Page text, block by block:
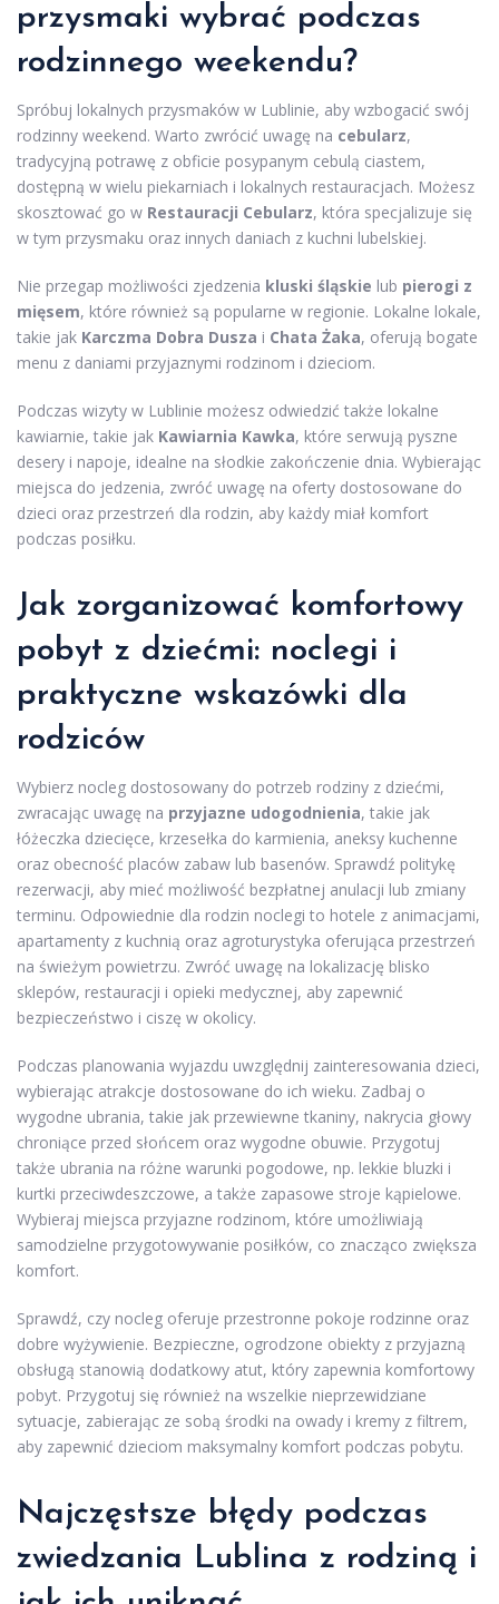
przysmaki wybrać podczas
rodzinnego weekendu?
Spróbuj lokalnych przysmaków w Lublinie, aby wzbogacić swój
rodzinny weekend. Warto zwrócić uwagę na cebularz,
tradycyjną potrawę z obficie posypanym cebulą ciastem,
dostępną w wielu piekarniach i lokalnych restauracjach. Możesz
skosztować go w Restauracji Cebularz, która specjalizuje się
w tym przysmaku oraz innych daniach z kuchni lubelskiej.
Nie przegap możliwości zjedzenia kluski śląskie lub pierogi z
mięsem, które również są popularne w regionie. Lokalne lokale,
takie jak Karczma Dobra Dusza i Chata Żaka, oferują bogate
menu z daniami przyjaznymi rodzinom i dzieciom.
Podczas wizyty w Lublinie możesz odwiedzić także lokalne
kawiarnie, takie jak Kawiarnia Kawka, które serwują pyszne
desery i napoje, idealne na słodkie zakończenie dnia. Wybierając
miejsca do jedzenia, zwróć uwagę na oferty dostosowane do
dzieci oraz przestrzeń dla rodzin, aby każdy miał komfort
podczas posiłku.
Jak zorganizować komfortowy
pobyt z dziećmi: noclegi i
praktyczne wskazówki dla
rodziców
Wybierz nocleg dostosowany do potrzeb rodziny z dziećmi,
zwracając uwagę na przyjazne udogodnienia, takie jak
łóżeczka dziecięce, krzesełka do karmienia, aneksy kuchenne
oraz obecność placów zabaw lub basenów. Sprawdź politykę
rezerwacji, aby mieć możliwość bezpłatnej anulacji lub zmiany
terminu. Odpowiednie dla rodzin noclegi to hotele z animacjami,
apartamenty z kuchnią oraz agroturystyka oferująca przestrzeń
na świeżym powietrzu. Zwróć uwagę na lokalizację blisko
sklepów, restauracji i opieki medycznej, aby zapewnić
bezpieczeństwo i ciszę w okolicy.
Podczas planowania wyjazdu uwzględnij zainteresowania dzieci,
wybierając atrakcje dostosowane do ich wieku. Zadbaj o
wygodne ubrania, takie jak przewiewne tkaniny, nakrycia głowy
chroniące przed słońcem oraz wygodne obuwie. Przygotuj
także ubrania na różne warunki pogodowe, np. lekkie bluzki i
kurtki przeciwdeszczowe, a także zapasowe stroje kąpielowe.
Wybieraj miejsca przyjazne rodzinom, które umożliwiają
samodzielne przygotowywanie posiłków, co znacząco zwiększa
komfort.
Sprawdź, czy nocleg oferuje przestronne pokoje rodzinne oraz
dobre wyżywienie. Bezpieczne, ogrodzone obiekty z przyjazną
obsługą stanowią dodatkowy atut, który zapewnia komfortowy
pobyt. Przygotuj się również na wszelkie nieprzewidziane
sytuacje, zabierając ze sobą środki na owady i kremy z filtrem,
aby zapewnić dzieciom maksymalny komfort podczas pobytu.
Najczęstsze błędy podczas
zwiedzania Lublina z rodziną i